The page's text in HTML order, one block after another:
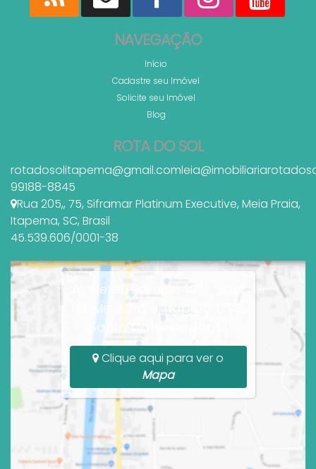
NAVEGAÇÃO
Início
Cadastre seu Imóvel
Solicite seu Imóvel
Blog
ROTA DO SOL
rotadosolitapema@gmail.com
99188-8845
Rua 205,, 75, Siframar Platinum Executive, Meia Praia,
Itapema, SC, Brasil
45.539.606/0001-38
Av Nereu Ramos, 4077, Sala
09, Meia Praia, Itapema, SC,
Santa Catarina, Brasil
Clique aqui para ver o
Mapa